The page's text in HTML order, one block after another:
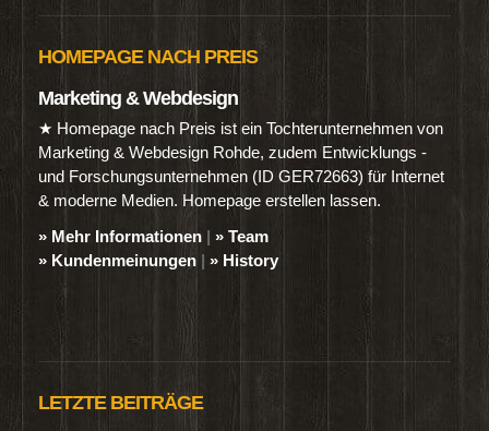
HOMEPAGE NACH PREIS
Marketing & Webdesign
★ Homepage nach Preis ist ein Tochterunternehmen von
Marketing & Webdesign Rohde, zudem Entwicklungs -
und Forschungsunternehmen (ID GER72663) für Internet
& moderne Medien. Homepage erstellen lassen.
» Mehr Informationen | » Team
» Kundenmeinungen | » History
LETZTE BEITRÄGE